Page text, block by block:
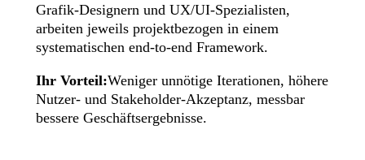
Grafik-Designern und UX/UI-Spezialisten,
arbeiten jeweils projektbezogen in einem
systematischen end-to-end Framework.
Ihr Vorteil:Weniger unnötige Iterationen, höhere
Nutzer- und Stakeholder-Akzeptanz, messbar
bessere Geschäftsergebnisse.